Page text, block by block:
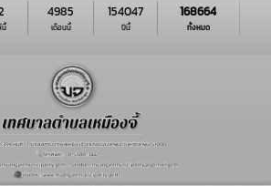
นี้ เดือนนี้
4985
ปีนี้
154047
ทั้งหมด
168664